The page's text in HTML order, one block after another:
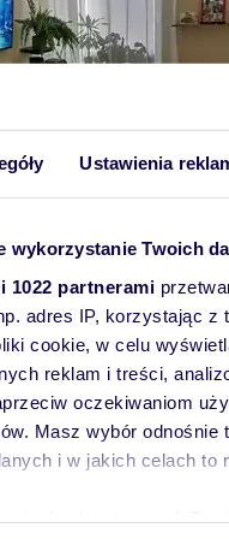
Ustawienia
wykorzystanie Twoich
1022 partnerami
adres IP, korzystając z
cookie, w celu
reklam i treści,
oczekiwaniom
Masz wybór odnośnie
i w jakich celach to
1 7 114zł/m2
zł
Łódź, Polesie,
pilnie mieszkanie, kawalerke w
Politechnice,obok park
po remoncie, zamykan...